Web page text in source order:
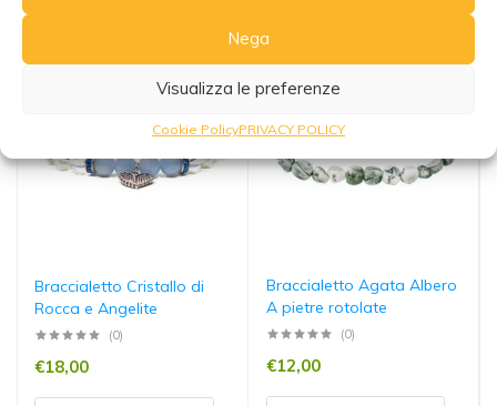
Nega
Visualizza le preferenze
Cookie PolicyPRIVACY POLICY
Braccialetto Cristallo di
Rocca e Angelite
(0)
€18,00
Braccialetto Agata Albero
A pietre rotolate
(0)
€12,00